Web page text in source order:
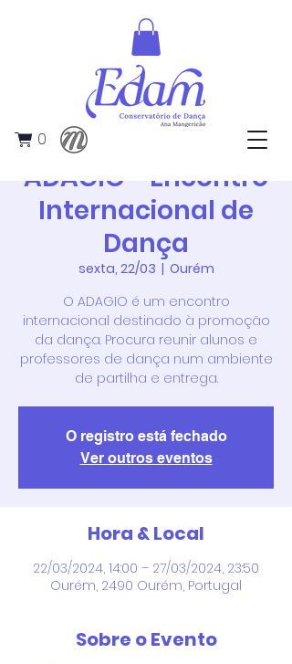
0
ADAGIO - Encontro
Internacional de
Dança
sexta, 22/03
  |
Ourém
O ADAGIO é um encontro
internacional destinado à promoção
da dança. Procura reunir alunos e
professores de dança num ambiente
de partilha e entrega.
O registro está fechado
Ver outros eventos
Hora & Local
22/03/2024, 14:00 – 27/03/2024, 23:50
Ourém, 2490 Ourém, Portugal
Sobre o Evento